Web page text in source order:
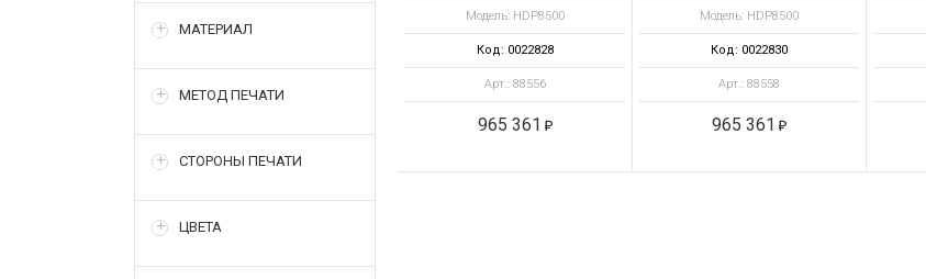
МАТЕРИАЛ
МЕТОД ПЕЧАТИ
СТОРОНЫ ПЕЧАТИ
ЦВЕТА
Модель: HDP8500
Код: 0022828
Арт.: 88556
965 361
Модель: HDP8500
Код: 0022830
Арт.: 88558
965 361